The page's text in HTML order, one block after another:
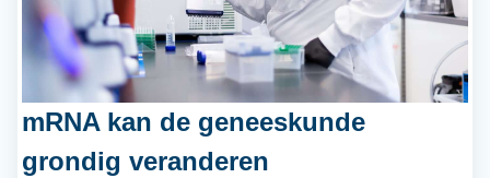
mRNA kan de geneeskunde
grondig veranderen